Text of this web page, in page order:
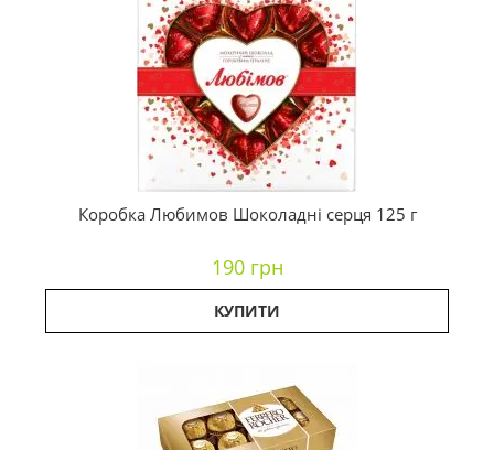
Коробка Любимов Шоколадні серця 125 г
190 грн
КУПИТИ